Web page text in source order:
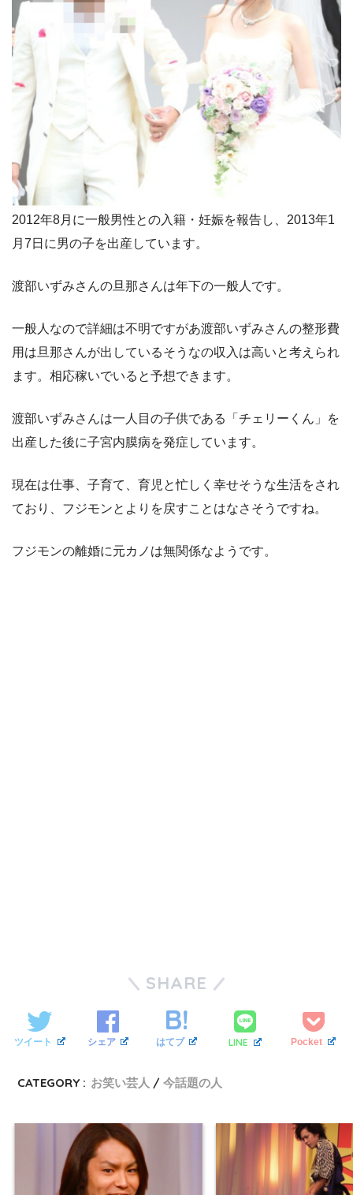
2012年8月に一般男性との入籍・妊娠を報告し、2013年1
月7日に男の子を出産しています。
渡部いずみさんの旦那さんは年下の一般人です。
一般人なので詳細は不明ですがあ渡部いずみさんの整形費
用は旦那さんが出しているそうなの収入は高いと考えられ
ます。相応稼いでいると予想できます。
渡部いずみさんは一人目の子供である「チェリーくん」を
出産した後に子宮内膜病を発症しています。
現在は仕事、子育て、育児と忙しく幸せそうな生活をされ
ており、フジモンとよりを戻すことはなさそうですね。
フジモンの離婚に元カノは無関係なようです。
SHARE
ツイート シェア はてブ LINE Pocket
CATEGORY : お笑い芸人 今話題の人